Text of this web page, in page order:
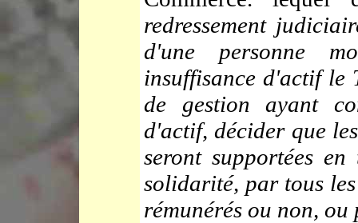
redressement
d'une personne
insuffisance d'actif le
de gestion ayant
d'actif, décider que
seront supportées
solidarité, par tous
rémunérés ou non,